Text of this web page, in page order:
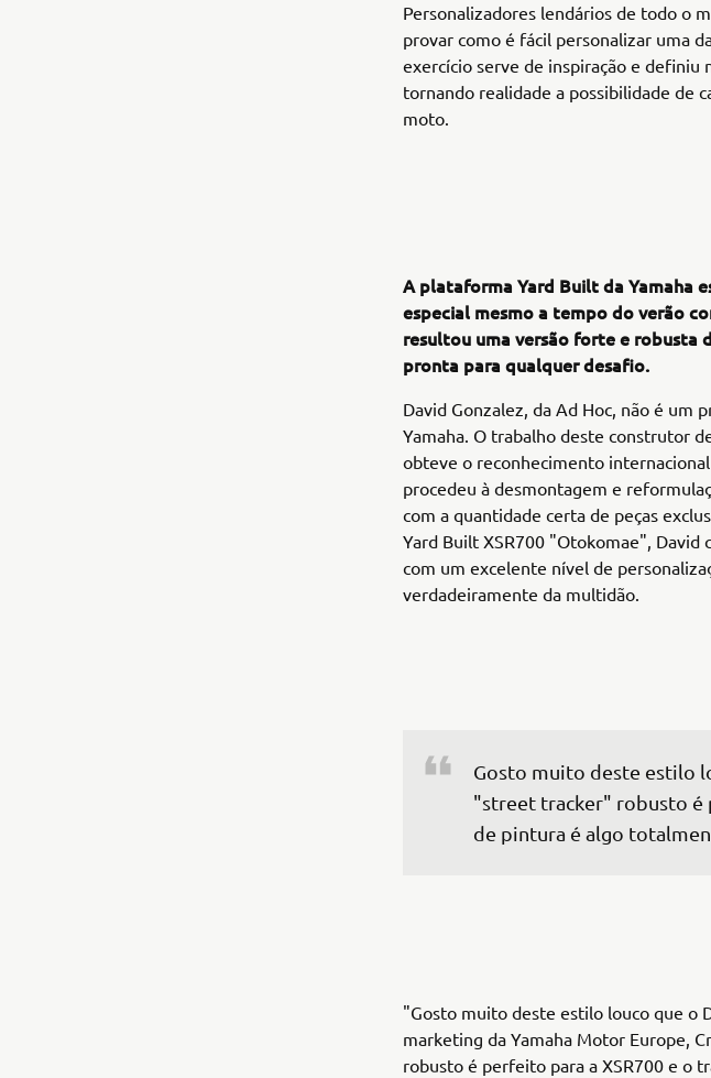
Personalizadores lendários de todo o
provar como é fácil personalizar uma
exercício serve de inspiração e definiu
tornando realidade a possibilidade de
moto.
A plataforma Yard Built da Yamaha
especial mesmo a tempo do verão
resultou uma versão forte e robusta
pronta para qualquer desafio.
David Gonzalez, da Ad Hoc, não é um
Yamaha. O trabalho deste construtor
obteve o reconhecimento
procedeu à desmontagem e
com a quantidade certa de peças
Yard Built XSR700 "Otokomae",
com um excelente nível de
verdadeiramente da multidão.
Gosto muito deste estilo
"street tracker" robusto é
de pintura é algo
"Gosto muito deste estilo louco que o
marketing da Yamaha Motor Europe,
robusto é perfeito para a XSR700 e o